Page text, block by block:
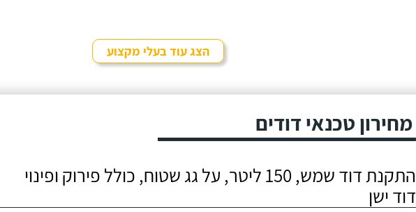
הצג עוד בעלי מקצוע
מחירון טכנאי דודים
התקנת דוד שמש, 150 ליטר, על גג שטוח, כולל פירוק ופינוי
דוד ישן